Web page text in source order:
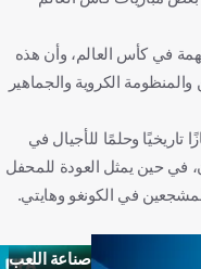
في كأس العالم، وأن هذه
الكروية والجماهير
تاريخيًا وحلمًا للأجيال في
في حين يمثل العودة للمحفل
في الكونغو وهايتي.
صناعة اللعب